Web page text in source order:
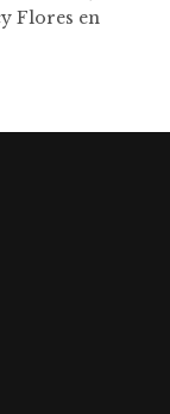
Flores en